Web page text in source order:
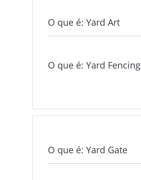
O que é: Yard Art
O que é: Yard Fencing
O que é: Yard Gate